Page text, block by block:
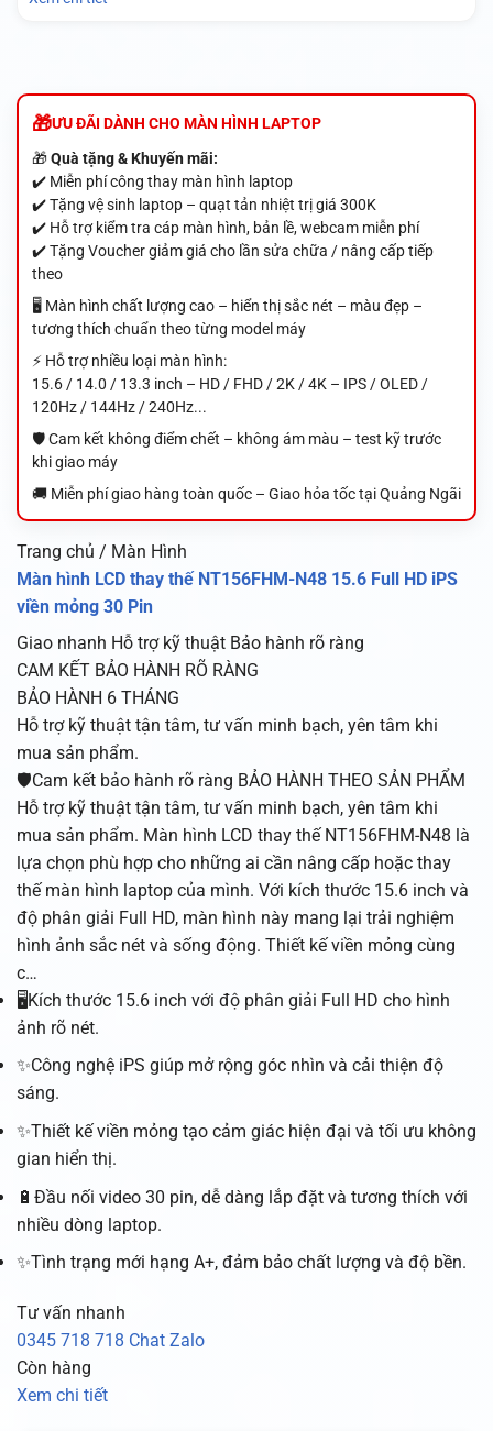
ƯU ĐÃI DÀNH CHO MÀN HÌNH LAPTOP
🎁Quà tặng & Khuyến mãi:
✔️ Miễn phí công thay màn hình laptop
✔️ Tặng vệ sinh laptop – quạt tản nhiệt trị giá 300K
✔️ Hỗ trợ kiểm tra cáp màn hình, bản lề, webcam miễn phí
✔️ Tặng Voucher giảm giá cho lần sửa chữa / nâng cấp tiếp
theo
🖥️ Màn hình chất lượng cao – hiển thị sắc nét – màu đẹp –
tương thích chuẩn theo từng model máy
⚡ Hỗ trợ nhiều loại màn hình:
15.6 / 14.0 / 13.3 inch – HD / FHD / 2K / 4K – IPS / OLED /
120Hz / 144Hz / 240Hz...
🛡️ Cam kết không điểm chết – không ám màu – test kỹ trước
khi giao máy
🚚 Miễn phí giao hàng toàn quốc – Giao hỏa tốc tại Quảng Ngãi
Trang chủ / Màn Hình
Màn hình LCD thay thế NT156FHM-N48 15.6 Full HD iPS
viền mỏng 30 Pin
Giao nhanh Hỗ trợ kỹ thuật Bảo hành rõ ràng
CAM KẾT BẢO HÀNH RÕ RÀNG
BẢO HÀNH 6 THÁNG
Hỗ trợ kỹ thuật tận tâm, tư vấn minh bạch, yên tâm khi
mua sản phẩm.
🛡️Cam kết bảo hành rõ ràng BẢO HÀNH THEO SẢN PHẨM
Hỗ trợ kỹ thuật tận tâm, tư vấn minh bạch, yên tâm khi
mua sản phẩm. Màn hình LCD thay thế NT156FHM-N48 là
lựa chọn phù hợp cho những ai cần nâng cấp hoặc thay
thế màn hình laptop của mình. Với kích thước 15.6 inch và
độ phân giải Full HD, màn hình này mang lại trải nghiệm
hình ảnh sắc nét và sống động. Thiết kế viền mỏng cùng
c…
🖥️Kích thước 15.6 inch với độ phân giải Full HD cho hình
ảnh rõ nét.
✨Công nghệ iPS giúp mở rộng góc nhìn và cải thiện độ
sáng.
✨Thiết kế viền mỏng tạo cảm giác hiện đại và tối ưu không
gian hiển thị.
🔋Đầu nối video 30 pin, dễ dàng lắp đặt và tương thích với
nhiều dòng laptop.
✨Tình trạng mới hạng A+, đảm bảo chất lượng và độ bền.
Tư vấn nhanh
0345 718 718 Chat Zalo
Còn hàng
Xem chi tiết